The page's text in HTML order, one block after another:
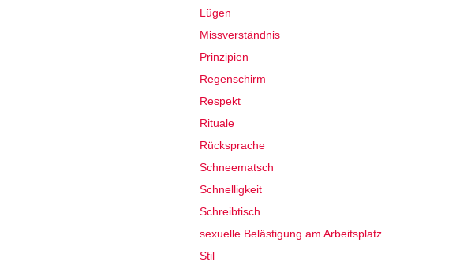
Lügen
Missverständnis
Prinzipien
Regenschirm
Respekt
Rituale
Rücksprache
Schneematsch
Schnelligkeit
Schreibtisch
sexuelle Belästigung am Arbeitsplatz
Stil